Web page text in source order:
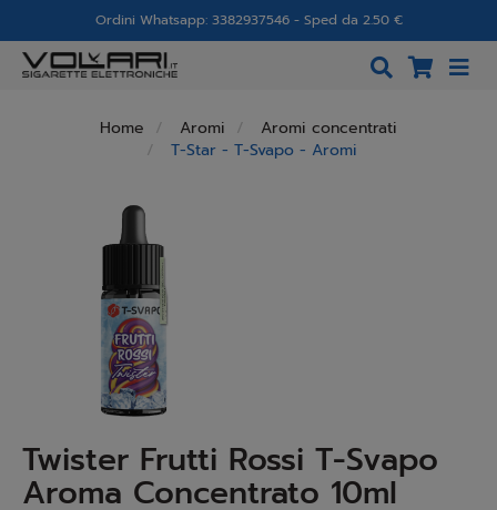
Ordini Whatsapp: 3382937546 - Sped da 2.50 €
Home Aromi
Aromi concentrati
T-Star - T-Svapo - Aromi
Twister Frutti Rossi T-Svapo
Aroma Concentrato 10ml